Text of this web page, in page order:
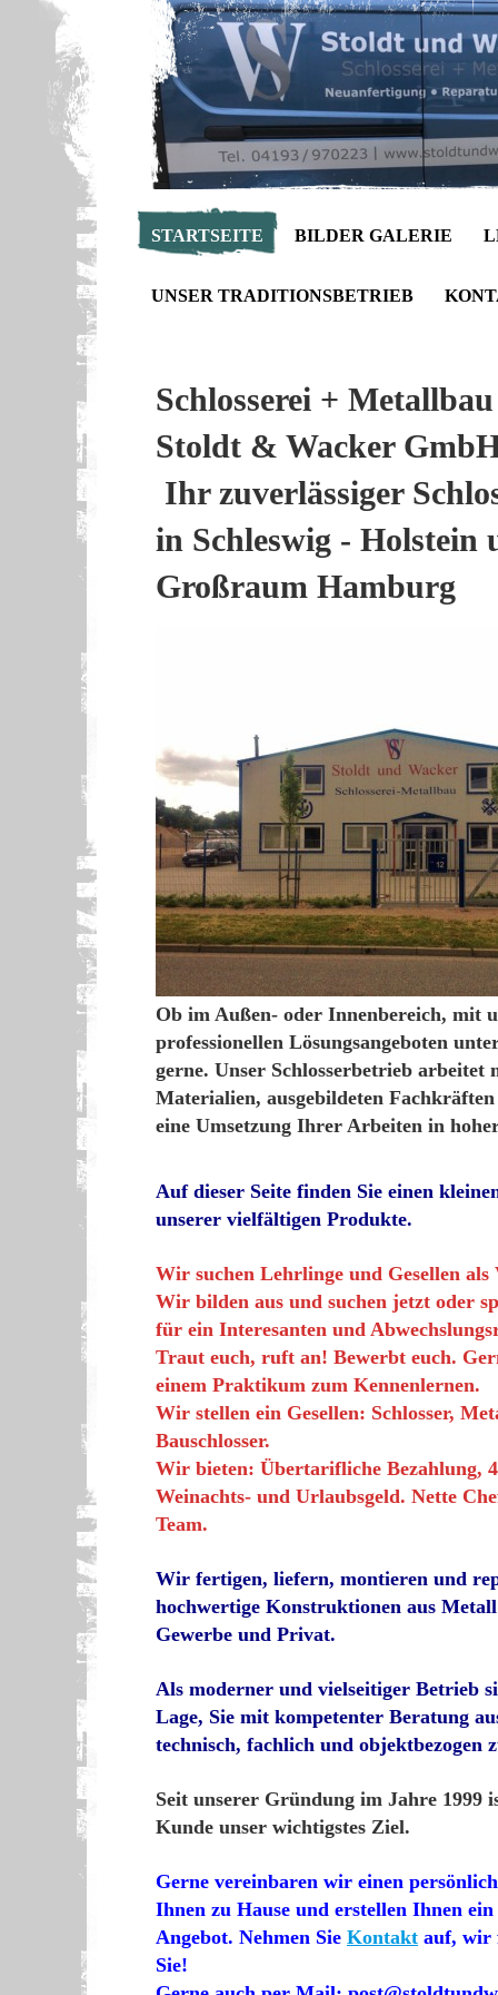
STARTSEITE BILDER GALERIE
UNSER TRADITIONSBETRIEB
Schlosserei +
Stoldt & Wacker
Ihr zuverlässiger
in Schleswig - Holstein
Großraum Hamburg
Ob im Außen- oder Innenbereich, mit
professionellen Lösungsangeboten
gerne. Unser Schlosserbetrieb arbeitet
Materialien, ausgebildeten
eine Umsetzung Ihrer Arbeiten in
Auf dieser Seite finden Sie einen
unserer vielfältigen Produkte.
Wir suchen Lehrlinge und Gesellen
Wir bilden aus und suchen jetzt oder
für ein Interesanten und
Traut euch, ruft an! Bewerbt euch.
einem Praktikum zum Kennenlernen.
Wir stellen ein Gesellen: Schlosser,
Bauschlosser.
Wir bieten: Übertarifliche Bezahlung, 4
Weinachts- und Urlaubsgeld. Nette
Team.
Wir fertigen, liefern, montieren und
hochwertige Konstruktionen aus
Gewerbe und Privat.
Als moderner und vielseitiger Betrieb
Lage, Sie mit kompetenter Beratung
technisch, fachlich und objektbezogen
Seit unserer Gründung im Jahre 1999
Kunde unser wichtigstes Ziel.
Gerne vereinbaren wir einen
Ihnen zu Hause und erstellen Ihnen
Angebot. Nehmen Sie Kontakt auf, wir
Sie!